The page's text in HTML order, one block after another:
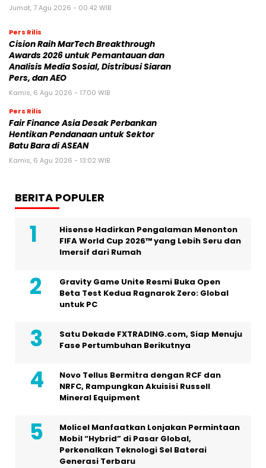
Jumat, 7 Agu 2026 - 00:42 WIB
Pers Rilis
Cision Raih MarTech Breakthrough
Awards 2026 untuk Pemantauan dan
Analisis Media Sosial, Distribusi Siaran
Pers, dan AEO
Kamis, 6 Agu 2026 - 17:00 WIB
Pers Rilis
Fair Finance Asia Desak Perbankan
Hentikan Pendanaan untuk Sektor
Batu Bara di ASEAN
Kamis, 6 Agu 2026 - 13:02 WIB
BERITA POPULER
Hisense Hadirkan Pengalaman Menonton
FIFA World Cup 2026™ yang Lebih Seru dan
Imersif dari Rumah
Gravity Game Unite Resmi Buka Open
Beta Test Kedua Ragnarok Zero: Global
untuk PC
Satu Dekade FXTRADING.com, Siap Menuju
Fase Pertumbuhan Berikutnya
Novo Tellus Bermitra dengan RCF dan
NRFC, Rampungkan Akuisisi Russell
Mineral Equipment
Molicel Manfaatkan Lonjakan Permintaan
Mobil “Hybrid” di Pasar Global,
Perkenalkan Teknologi Sel Baterai
Generasi Terbaru